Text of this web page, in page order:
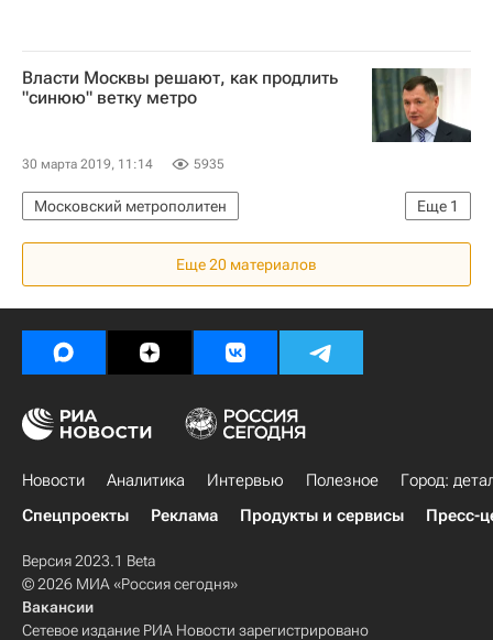
Власти Москвы решают, как продлить
"синюю" ветку метро
30 марта 2019, 11:14 5935
Еще 1
Московский метрополитен
Новости - Недвижимость
Еще 20 материалов
Новости Аналитика Интервью Полезное
Город:
Спецпроекты
Реклама Продукты и сервисы Пресс-
Версия 2023.1 Beta
© 2026 МИА «Россия сегодня»
Вакансии
Сетевое издание РИА Новости зарегистрировано